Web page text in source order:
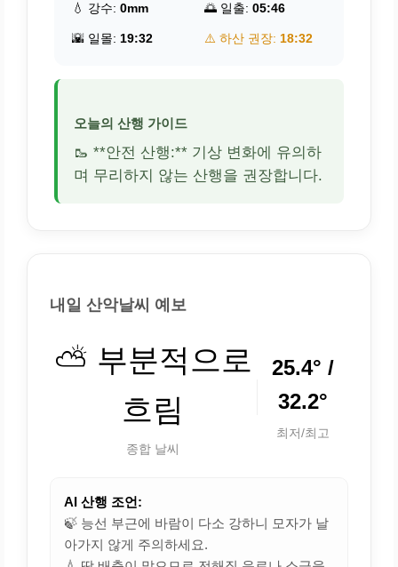
💧 강수: 0mm 🌅 일출: 05:46
🌇 일몰: 19:32 ⚠️ 하산 권장: 18:32
오늘의 산행 가이드
🥾 **안전 산행:** 기상 변화에 유의하
며 무리하지 않는 산행을 권장합니다.
내일 산악날씨 예보
⛅ 부분적으로
흐림
종합 날씨
25.4° /
32.2°
최저/최고
AI 산행 조언:
🍃 능선 부근에 바람이 다소 강하니 모자가 날
아가지 않게 주의하세요.